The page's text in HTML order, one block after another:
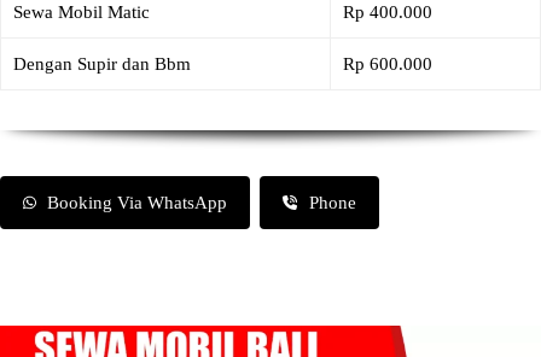
Sewa Mobil Matic Rp 400.000
Dengan Supir dan Bbm Rp 600.000
Booking Via WhatsApp Phone